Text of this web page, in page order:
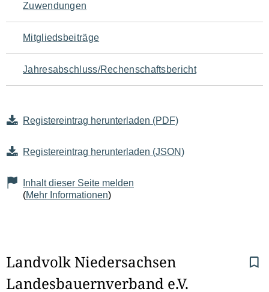
Zuwendungen
Mitgliedsbeiträge
Jahresabschluss/Rechenschaftsbericht
Registereintrag herunterladen (PDF)
Registereintrag herunterladen (JSON)
Inhalt dieser Seite melden
(Mehr Informationen)
S
Landvolk Niedersachsen
Landesbauernverband e.V.